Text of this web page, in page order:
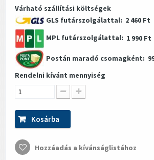
Várható szállítási költségek
GLS futárszolgálattal: 2 460 Ft
MPL futárszolgálattal: 1 990 Ft
Postán maradó csomagként:
Rendelni kívánt mennyiség
Kosárba
Hozzáadás a kívánságlistához